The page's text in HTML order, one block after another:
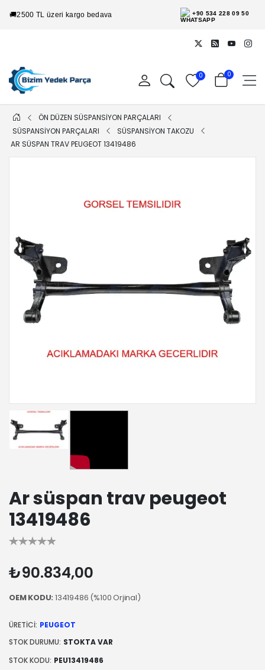
🚚2500 TL üzeri kargo bedava +90 534 228 09 50
0 0
ÖN DÜZEN SÜSPANSİYON PARÇALARI
SÜSPANSİYON PARÇALARI
SÜSPANSİYON TAKOZU
AR SÜSPAN TRAV PEUGEOT 13419486
Ar süspan trav peugeot
13419486
₺90.834,00
OEM KODU:13419486 (%100 Orjinal)
ÜRETICI: PEUGEOT
STOK DURUMU: STOKTA VAR
STOK KODU: PEU13419486